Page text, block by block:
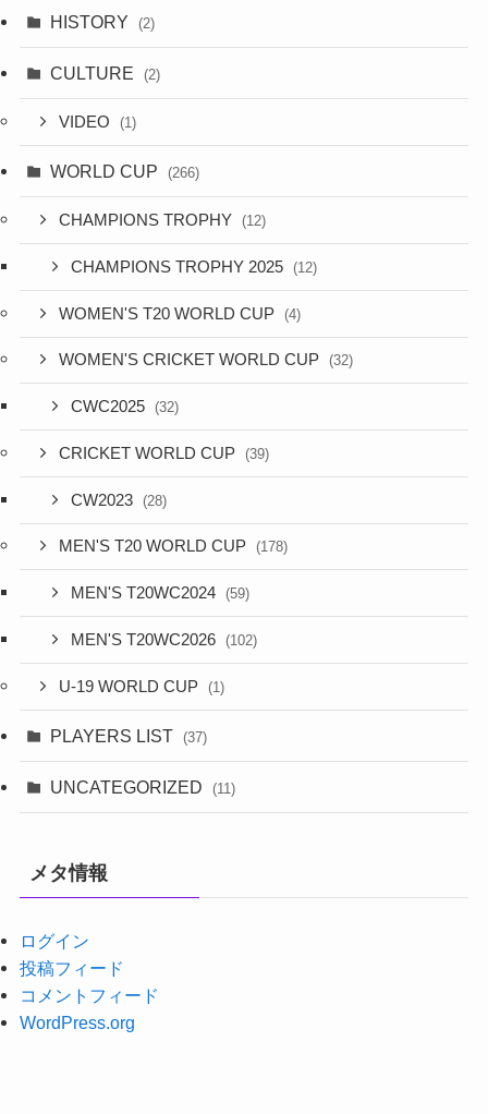
HISTORY (2)
CULTURE (2)
VIDEO (1)
WORLD CUP (266)
CHAMPIONS TROPHY (12)
CHAMPIONS TROPHY 2025 (12)
WOMEN'S T20 WORLD CUP (4)
WOMEN'S CRICKET WORLD CUP (32)
CWC2025 (32)
CRICKET WORLD CUP (39)
CW2023 (28)
MEN'S T20 WORLD CUP (178)
MEN'S T20WC2024 (59)
MEN'S T20WC2026 (102)
U-19 WORLD CUP (1)
PLAYERS LIST (37)
UNCATEGORIZED (11)
メタ情報
ログイン
投稿フィード
コメントフィード
WordPress.org